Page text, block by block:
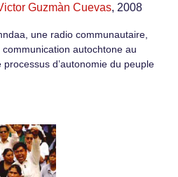
Guzmàn Cuevas, 2008
une radio communautaire,
autochtone au
processus d’autonomie du peuple